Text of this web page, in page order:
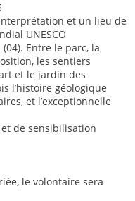
et un lieu de
UNESCO
Entre le parc, la
les sentiers
et le jardin des
l’histoire géologique
et l’exceptionnelle
de sensibilisation
le volontaire sera